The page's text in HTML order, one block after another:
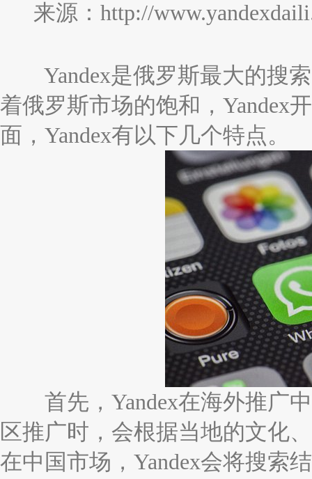
来源：http://
Yandex是俄罗斯最大的搜索
着俄罗斯市场的饱和，Yandex
面，Yandex有以下几个特点。
首先，Yandex在海外推广中
区推广时，会根据当地的文化
在中国市场，Yandex会将搜索